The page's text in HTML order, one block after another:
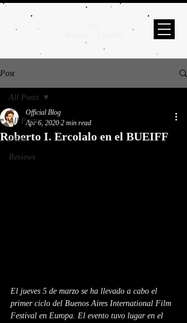
Post
All Posts
Films
Reviews
All Posts
Roberto I. Ercolalo en el BUEIFF
Official Blog
Apr 6, 2020 2 min read
El jueves 5 de marzo se ha llevado a cabo el
primer ciclo del Buenos Aires International Film
Festival en Europa. El evento tuvo lugar en el